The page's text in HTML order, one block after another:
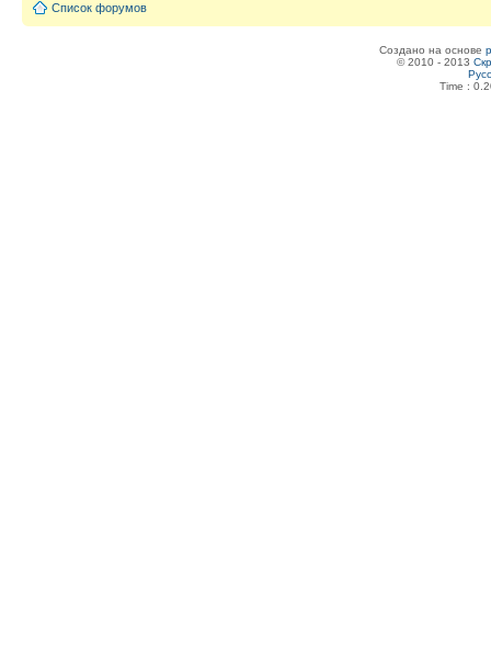
Список форумов
Создано на основе
© 2010 - 2013
Time :